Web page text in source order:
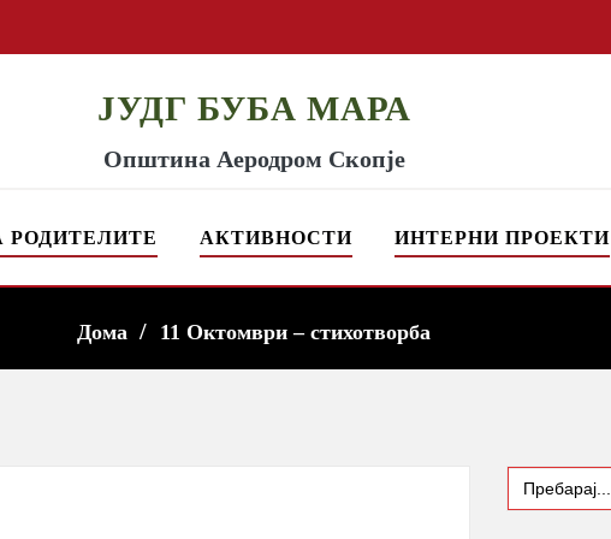
ЈУДГ БУБА МАРА
Општина Аеродром Скопје
РОДИТЕЛИТЕ АКТИВНОСТИ ИНТЕРНИ ПРОЕКТИ
Дома 11 Октомври – стихотворба
Search
for: